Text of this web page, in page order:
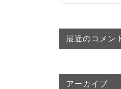
最近のコメン
アーカイブ